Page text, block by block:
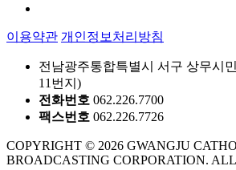
이용약관 개인정보처리방침
전남광주통합특별시 서구 상무시
11번지)
전화번호 062.226.7700
팩스번호 062.226.7726
COPYRIGHT © 2026 GWANGJU
BROADCASTING CORPORATION.